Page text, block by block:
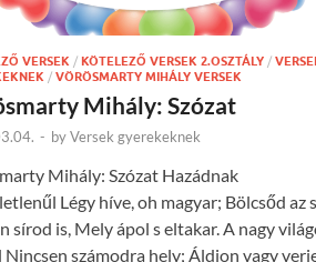
VERSEK / KÖTELEZŐ VERSEK 2.OSZTÁLY /
/ VÖRÖSMARTY MIHÁLY VERSEK
Mihály: Szózat
- byVersek gyerekeknek
Mihály: Szózat Hazádnak
Légy híve, oh magyar; Bölcsőd az s
sírod is, Mely ápol s eltakar. A nagy
Nincsen számodra hely; Áldjon vagy